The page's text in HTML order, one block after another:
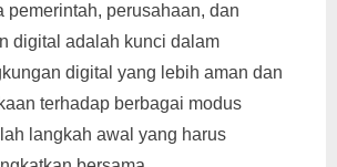
pemerintah, perusahaan, dan
digital adalah kunci dalam
digital yang lebih aman dan
terhadap berbagai modus
langkah awal yang harus